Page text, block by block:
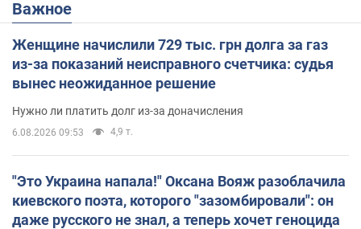
Важное
Женщине начислили 729 тыс. грн долга за газ
из-за показаний неисправного счетчика: судья
вынес неожиданное решение
Нужно ли платить долг из-за доначисления
6.08.2026 09:53 4,9 т.
"Это Украина напала!" Оксана Вояж разоблачила
киевского поэта, которого "зазомбировали": он
даже русского не знал, а теперь хочет геноцида